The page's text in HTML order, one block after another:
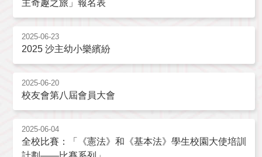
主奇趣之旅」報名表
2025-06-23
2025 沙主幼小樂繽紛
2025-06-20
校友會第八屆會員大會
2025-06-04
全校比賽：「《憲法》和《基本法》學生校園大使培訓